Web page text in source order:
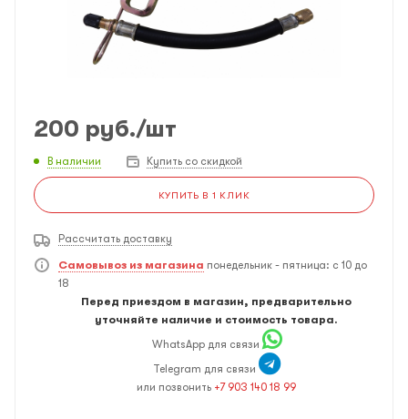
200 руб./шт
В наличии Купить со скидкой
КУПИТЬ В 1 КЛИК
Рассчитать доставку
Самовывоз из магазина понедельник - пятница: с 10 до
18
Перед приездом в магазин, предварительно
уточняйте наличие и стоимость товара.
WhatsApp для связи
Telegram для связи
или позвонить +7 903 140 18 99